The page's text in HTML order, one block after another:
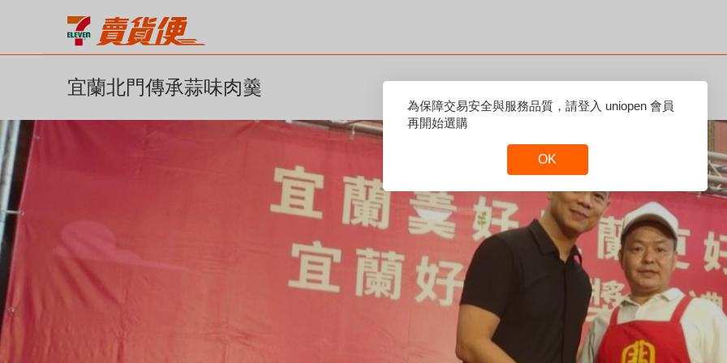
宜蘭北門傳承蒜味肉羹
Reset
Focus
為保障交易安全與服務品質，請登入 uniopen 會員
再開始選購
OK
Focus